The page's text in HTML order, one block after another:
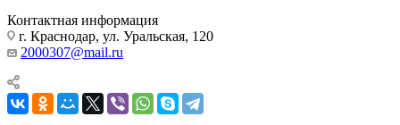
Контактная информация
г. Краснодар, ул. Уральская, 120
2000307@mail.ru